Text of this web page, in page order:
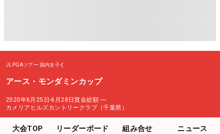
JLPGAツアー 国内女子
アース・モンダミンカップ
2020年6月25日-6月28日賞金総額 ―
カメリアヒルズカントリークラブ（千葉県）
大会TOP リーダーボード 組み合せ ニュース